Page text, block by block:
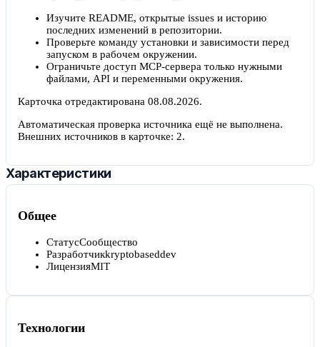
Изучите README, открытые issues и историю
последних изменений в репозитории.
Проверьте команду установки и зависимости перед
запуском в рабочем окружении.
Ограничьте доступ MCP-сервера только нужными
файлами, API и переменными окружения.
Карточка отредактирована 08.08.2026.
Автоматическая проверка источника ещё не выполнена.
Внешних источников в карточке: 2.
Характеристики
Общее
СтатусСообщество
Разработчикkryptobaseddev
ЛицензияMIT
Технологии